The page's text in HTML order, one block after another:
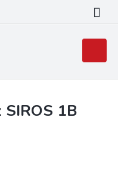
košík
1B